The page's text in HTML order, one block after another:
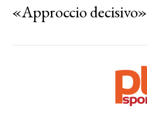
«Approccio decisivo»